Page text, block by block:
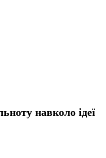
навколо ідеї